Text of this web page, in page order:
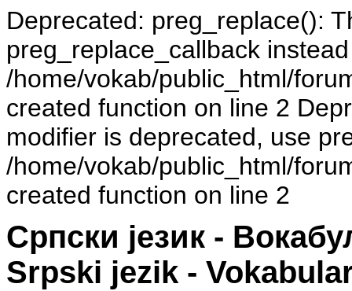
Deprecated: preg_replace():
preg_replace_callback
/home/vokab/public_html/
created function on line 2
modifier is deprecated, use
/home/vokab/public_html/
created function on line 2
Српски језик -
Srpski jezik -